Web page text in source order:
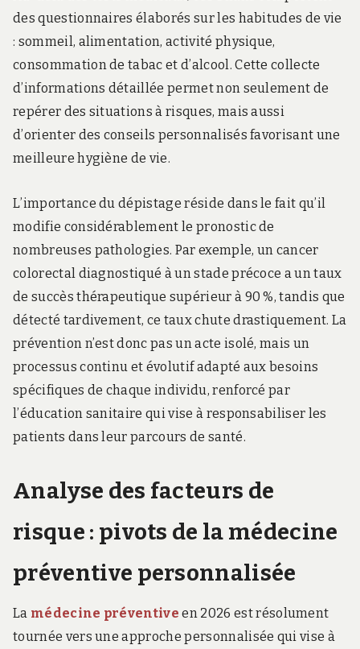
des questionnaires élaborés sur les habitudes de vie
: sommeil, alimentation, activité physique,
consommation de tabac et d’alcool. Cette collecte
d’informations détaillée permet non seulement de
repérer des situations à risques, mais aussi
d’orienter des conseils personnalisés favorisant une
meilleure hygiène de vie.
L’importance du dépistage réside dans le fait qu’il
modifie considérablement le pronostic de
nombreuses pathologies. Par exemple, un cancer
colorectal diagnostiqué à un stade précoce a un taux
de succès thérapeutique supérieur à 90 %, tandis que
détecté tardivement, ce taux chute drastiquement. La
prévention n’est donc pas un acte isolé, mais un
processus continu et évolutif adapté aux besoins
spécifiques de chaque individu, renforcé par
l’éducation sanitaire qui vise à responsabiliser les
patients dans leur parcours de santé.
Analyse des facteurs de
risque : pivots de la médecine
préventive personnalisée
La médecine préventive en 2026 est résolument
tournée vers une approche personnalisée qui vise à